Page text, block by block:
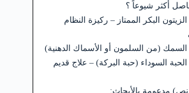
أكثر شيوعاً ؟
1: زيت الزيتون البكر الممتاز – ركيزة النظام
3: زيت الحبة السوداء (حبة البركة) – علاج قديم
مدعومة بالأبحاث: